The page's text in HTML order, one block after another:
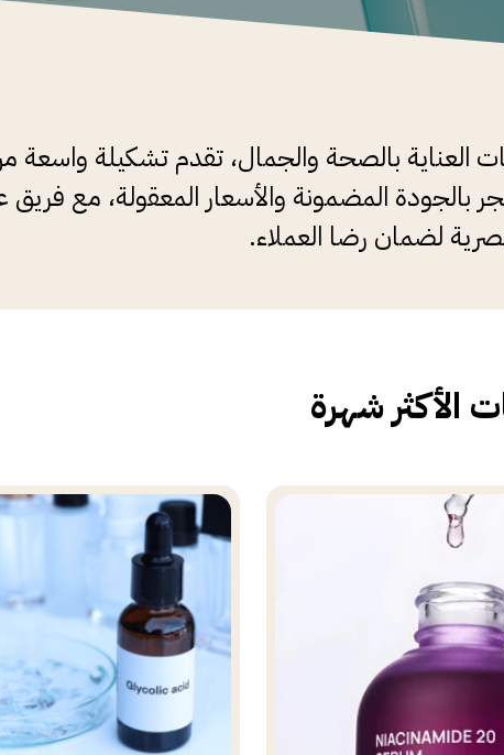
العناية بالصحة والجمال، تقدم تشكيلة واسعة
بالجودة المضمونة والأسعار المعقولة، مع
لضمان رضا العملاء.
الأكثر شهرة